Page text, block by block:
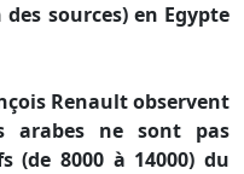
des sources) en Egypte
Renault observent
arabes ne sont pas
(de 8000 à 14000) du